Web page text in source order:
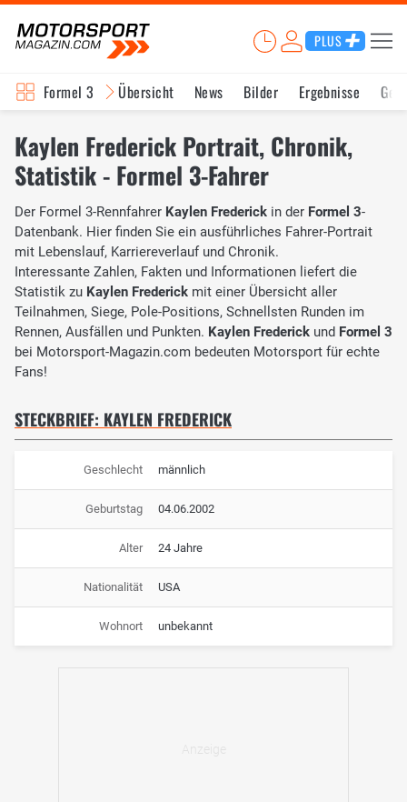
PLUS
Formel 3 Übersicht News Bilder Ergebnisse
Kaylen Frederick Portrait, Chronik,
Statistik - Formel 3-Fahrer
Der Formel 3-Rennfahrer Kaylen Frederick in der Formel 3-
Datenbank. Hier finden Sie ein ausführliches Fahrer-Portrait
mit Lebenslauf, Karriereverlauf und Chronik.
Interessante Zahlen, Fakten und Informationen liefert die
Statistik zu Kaylen Frederick mit einer Übersicht aller
Teilnahmen, Siege, Pole-Positions, Schnellsten Runden im
Rennen, Ausfällen und Punkten. Kaylen Frederick und Formel 3
bei Motorsport-Magazin.com bedeuten Motorsport für echte
Fans!
STECKBRIEF: KAYLEN FREDERICK
Geschlecht männlich
Geburtstag 04.06.2002
Alter 24 Jahre
Nationalität USA
Wohnort unbekannt